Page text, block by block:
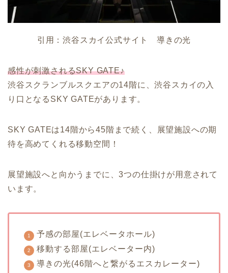
引用：渋谷スカイ公式サイト 導きの光
感性が刺激されるSKY GATE♪
渋谷スクランブルスクエアの14階に、渋谷スカイの入
り口となるSKY GATEがあります。
SKY GATEは14階から45階まで続く、展望施設への期
待を高めてくれる移動空間！
展望施設へと向かうまでに、3つの仕掛けが用意されて
います。
予感の部屋(エレベータホール)
移動する部屋(エレベーター内)
導きの光(46階へと繋がるエスカレーター)